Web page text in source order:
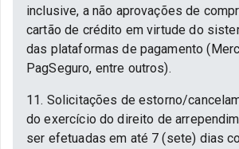
inclusive, a não aprovações de
cartão de crédito em virtude do
das plataformas de pagamento
PagSeguro, entre outros).
11. Solicitações de estorno/
do exercício do direito de
ser efetuadas em até 7 (sete) dias